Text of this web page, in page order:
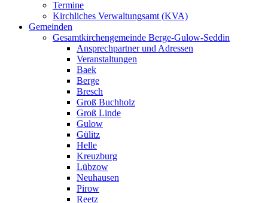
Termine
Kirchliches Verwaltungsamt (KVA)
Gemeinden
Gesamtkirchengemeinde Berge-Gulow-Seddin
Ansprechpartner und Adressen
Veranstaltungen
Baek
Berge
Bresch
Groß Buchholz
Groß Linde
Gulow
Gülitz
Helle
Kreuzburg
Lübzow
Neuhausen
Pirow
Reetz